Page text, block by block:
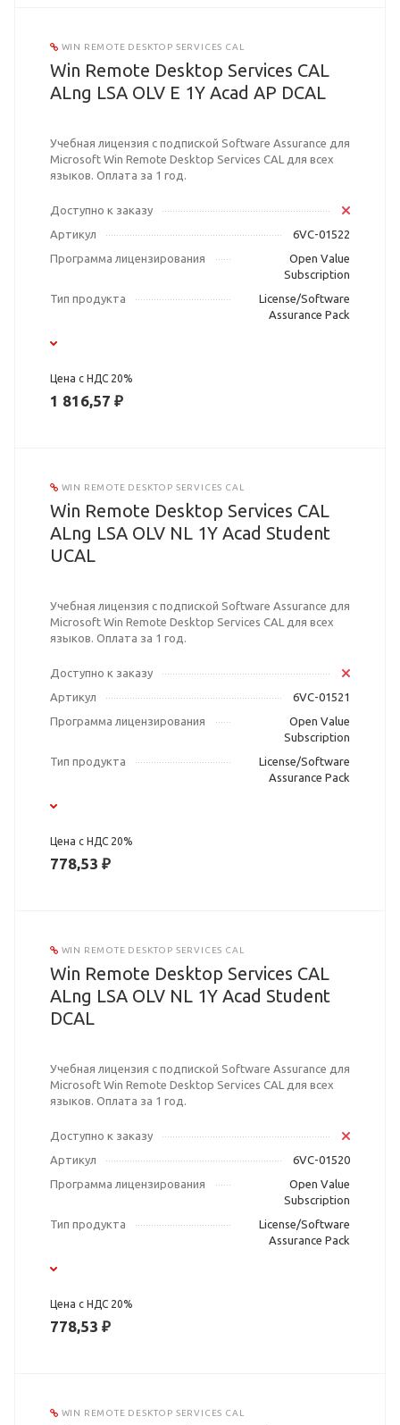
WIN REMOTE DESKTOP SERVICES CAL
Win Remote Desktop Services CAL
ALng LSA OLV E 1Y Acad AP DCAL
Учебная лицензия с подпиской Software Assurance для
Microsoft Win Remote Desktop Services CAL для всех
языков. Оплата за 1 год.
Доступно к заказу
Артикул
6VC-01522
Программа лицензирования
Open Value
Subscription
Тип продукта
License/Software
Assurance Pack
Цена с НДС 20%
1 816,57 ₽
WIN REMOTE DESKTOP SERVICES CAL
Win Remote Desktop Services CAL
ALng LSA OLV NL 1Y Acad Student
UCAL
Учебная лицензия с подпиской Software Assurance для
Microsoft Win Remote Desktop Services CAL для всех
языков. Оплата за 1 год.
Доступно к заказу
Артикул
6VC-01521
Программа лицензирования
Open Value
Subscription
Тип продукта
License/Software
Assurance Pack
Цена с НДС 20%
778,53 ₽
WIN REMOTE DESKTOP SERVICES CAL
Win Remote Desktop Services CAL
ALng LSA OLV NL 1Y Acad Student
DCAL
Учебная лицензия с подпиской Software Assurance для
Microsoft Win Remote Desktop Services CAL для всех
языков. Оплата за 1 год.
Доступно к заказу
Артикул
6VC-01520
Программа лицензирования
Open Value
Subscription
Тип продукта
License/Software
Assurance Pack
Цена с НДС 20%
778,53 ₽
WIN REMOTE DESKTOP SERVICES CAL